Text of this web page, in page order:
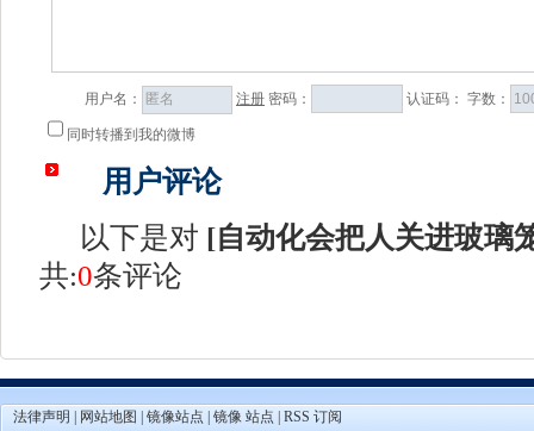
用户名： 注册 密码： 认证码： 字数：
同时转播到我的微博
用户评论
以下是对 [自动化会把人关进玻璃
共:0条评论
法律声明 网站地图 镜像站点 镜像 站点 RSS 订阅